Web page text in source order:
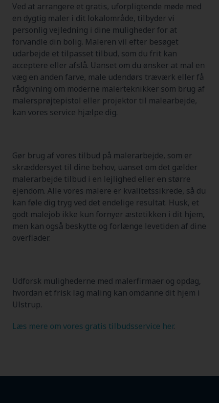
Ved at arrangere et gratis, uforpligtende møde med
en dygtig maler i dit lokalområde, tilbyder vi
personlig vejledning i dine muligheder for at
forvandle din bolig. Maleren vil efter besøget
udarbejde et tilpasset tilbud, som du frit kan
acceptere eller afslå. Uanset om du ønsker at mal en
væg en anden farve, male udendørs træværk eller få
rådgivning om moderne malerteknikker som brug af
malersprøjtepistol eller projektor til malearbejde,
kan vores service hjælpe dig.
Gør brug af vores tilbud på malerarbejde, som er
skræddersyet til dine behov, uanset om det gælder
malerarbejde tilbud i en lejlighed eller en større
ejendom. Alle vores malere er kvalitetssikrede, så du
kan føle dig tryg ved det endelige resultat. Husk, et
godt malejob ikke kun fornyer æstetikken i dit hjem,
men kan også beskytte og forlænge levetiden af dine
overflader.
Udforsk mulighederne med malerfirmaer og opdag,
hvordan et frisk lag maling kan omdanne dit hjem i
Ulstrup.
Læs mere om vores gratis tilbudsservice her.